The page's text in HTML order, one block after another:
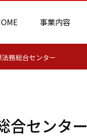
事業内容
務総合センター
合センター